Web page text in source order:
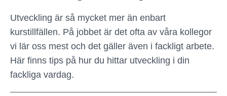
Utveckling är så mycket mer än enbart
kurstillfällen. På jobbet är det ofta av våra kollegor
vi lär oss mest och det gäller även i fackligt arbete.
Här finns tips på hur du hittar utveckling i din
fackliga vardag.